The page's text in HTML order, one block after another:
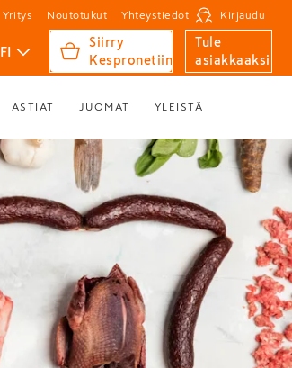
Yritys Noutotukut Yhteystiedot Kirjaudu
FI
Siirry
Kespronetiin
Tule
asiakkaaksi
ASTIAT JUOMAT YLEISTÄ